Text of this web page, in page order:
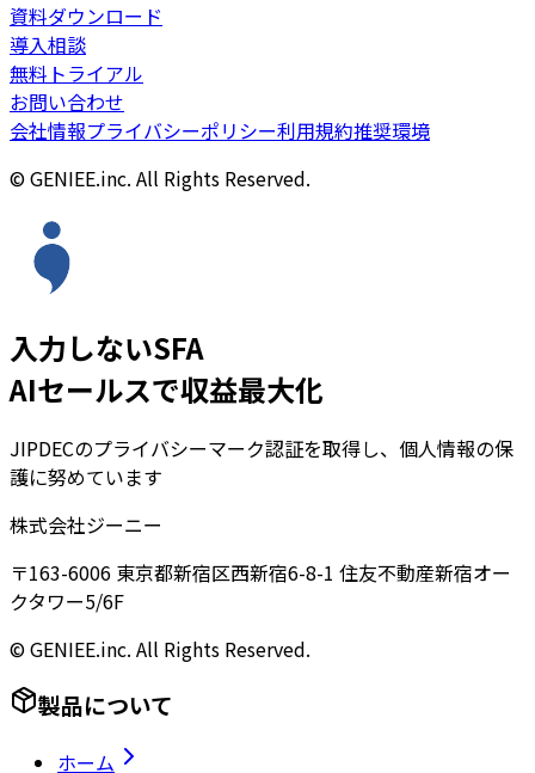
資料ダウンロード
導入相談
無料トライアル
お問い合わせ
会社情報プライバシーポリシー利用規約推奨環境
© GENIEE.inc. All Rights Reserved.
入力しないSFA
AIセールスで収益最大化
JIPDECのプライバシーマーク認証を取得し、個人情報の保
護に努めています
株式会社ジーニー
〒163-6006 東京都新宿区西新宿6-8-1 住友不動産新宿オー
クタワー5/6F
© GENIEE.inc. All Rights Reserved.
製品について
ホーム